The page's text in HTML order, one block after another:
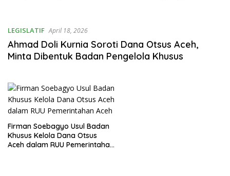
LEGISLATIF April 18, 2026
Ahmad Doli Kurnia Soroti Dana Otsus Aceh,
Minta Dibentuk Badan Pengelola Khusus
Firman Soebagyo Usul Badan
Khusus Kelola Dana Otsus
Aceh dalam RUU Pemerintahan